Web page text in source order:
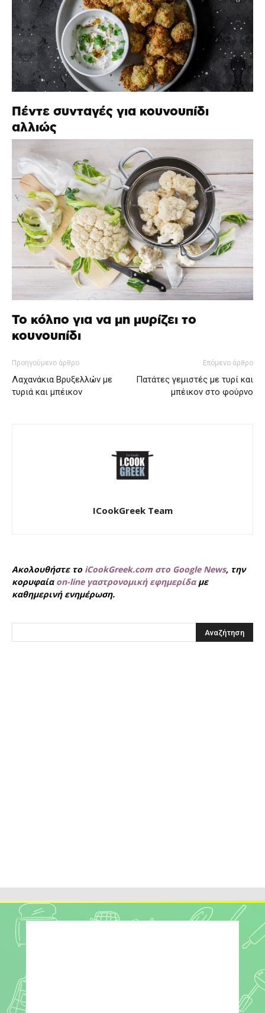
Πέντε συνταγές για κουνουπίδι
αλλιώς
Το κόλπο για να μη μυρίζει το
κουνουπίδι
Προηγούμενο άρθρο
Λαχανάκια Βρυξελλών με
τυριά και μπέικον
Επόμενο άρθρο
Πατάτες γεμιστές με τυρί και
μπέικον στο φούρνο
ICookGreek Team
Ακολουθήστε το iCookGreek.com στο Google News, την
κορυφαία on-line γαστρονομική εφημερίδαμε
καθημερινή ενημέρωση.